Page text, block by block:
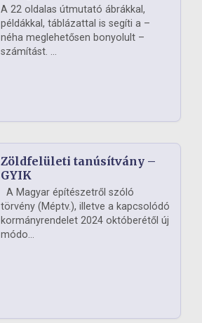
A 22 oldalas útmutató ábrákkal,
példákkal, táblázattal is segíti a –
néha meglehetősen bonyolult –
számítást. ...
Zöldfelületi tanúsítvány –
GYIK
A Magyar építészetről szóló
törvény (Méptv.), illetve a kapcsolódó
kormányrendelet 2024 októberétől új
módo...